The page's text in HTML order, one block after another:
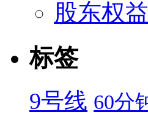
股东权
标签
9号线 60分